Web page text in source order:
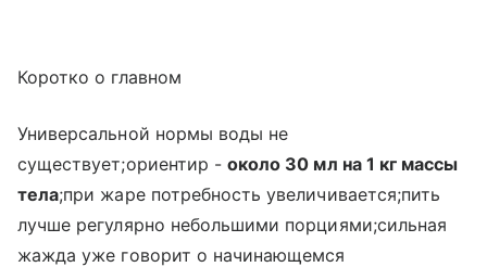
Коротко о главном
Универсальной нормы воды не
существует;ориентир -около 30 мл на 1 кг массы
тела;при жаре потребность увеличивается;пить
лучше регулярно небольшими порциями;сильная
жажда уже говорит о начинающемся